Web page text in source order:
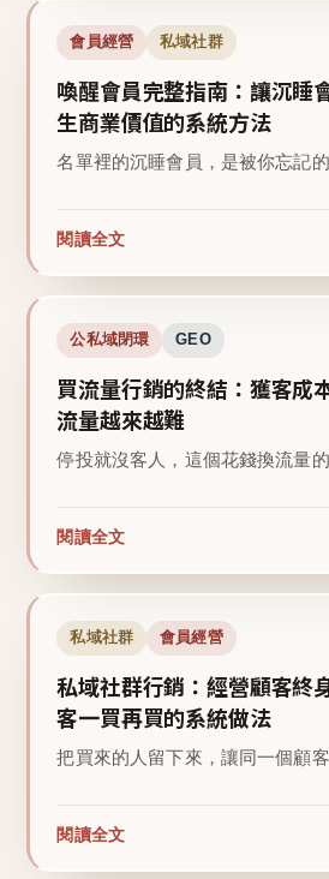
會員經營 私域社群
喚醒會員完整指南：讓沉睡
生商業價值的系統方法
名單裡的沉睡會員，是被你忘記的
閱讀全文
公私域閉環 GEO
買流量行銷的終結：獲客成
流量越來越難
停投就沒客人，這個花錢換流量
閱讀全文
私域社群 會員經營
私域社群行銷：經營顧客終
客一買再買的系統做法
把買來的人留下來，讓同一個顧客
閱讀全文